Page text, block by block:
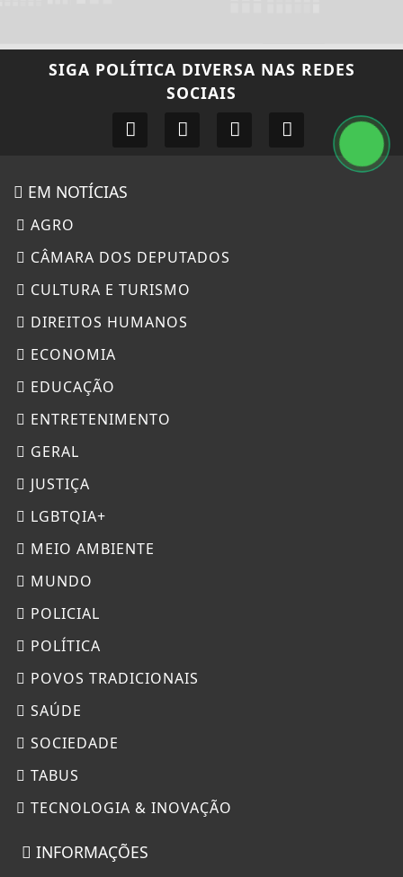
SIGA POLÍTICA DIVERSA NAS REDES
SOCIAIS
EM NOTÍCIAS
AGRO
CÂMARA DOS DEPUTADOS
CULTURA E TURISMO
DIREITOS HUMANOS
ECONOMIA
EDUCAÇÃO
ENTRETENIMENTO
GERAL
JUSTIÇA
LGBTQIA+
MEIO AMBIENTE
MUNDO
POLICIAL
POLÍTICA
POVOS TRADICIONAIS
SAÚDE
SOCIEDADE
TABUS
TECNOLOGIA & INOVAÇÃO
INFORMAÇÕES